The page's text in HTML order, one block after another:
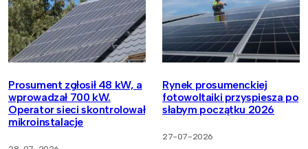
Prosument zgłosił 48 kW, a
wprowadzał 700 kW.
Operator sieci skontrolował
mikroinstalacje
Rynek prosumenckiej
fotowoltaiki przyspiesza po
słabym początku 2026
27-07-2026